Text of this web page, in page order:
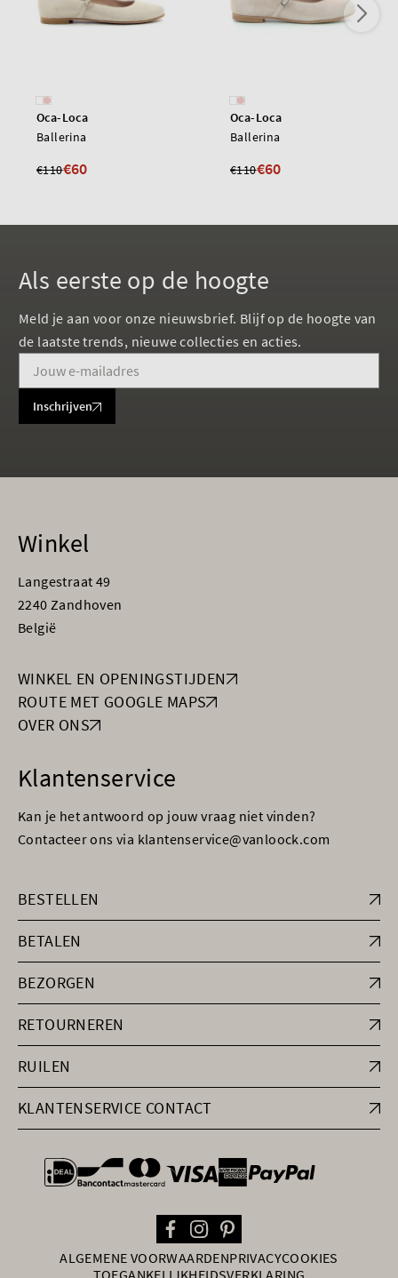
Oca-Loca
Ballerina
€110€60
Oca-Loca
Ballerina
€110€60
Als eerste op de hoogte
Meld je aan voor onze nieuwsbrief. Blijf op de hoogte van
de laatste trends, nieuwe collecties en acties.
Inschrijven
Winkel
Langestraat 49
2240 Zandhoven
België
WINKEL EN OPENINGSTIJDEN
ROUTE MET GOOGLE MAPS
OVER ONS
Klantenservice
Kan je het antwoord op jouw vraag niet vinden?
Contacteer ons via klantenservice@vanloock.com
BESTELLEN
BETALEN
BEZORGEN
RETOURNEREN
RUILEN
KLANTENSERVICE CONTACT
general.paymentOptions
ALGEMENE VOORWAARDENPRIVACYCOOKIES
TOEGANKELIJKHEIDSVERKLARING